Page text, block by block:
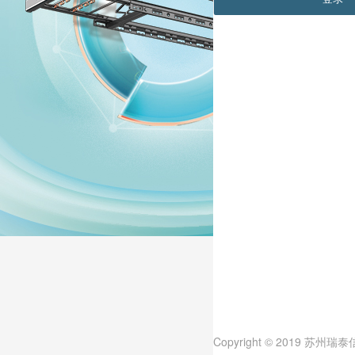
Copyright © 2019 苏州瑞泰